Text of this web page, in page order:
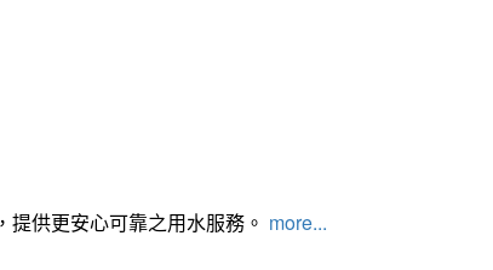
供更安心可靠之用水服務。 more...